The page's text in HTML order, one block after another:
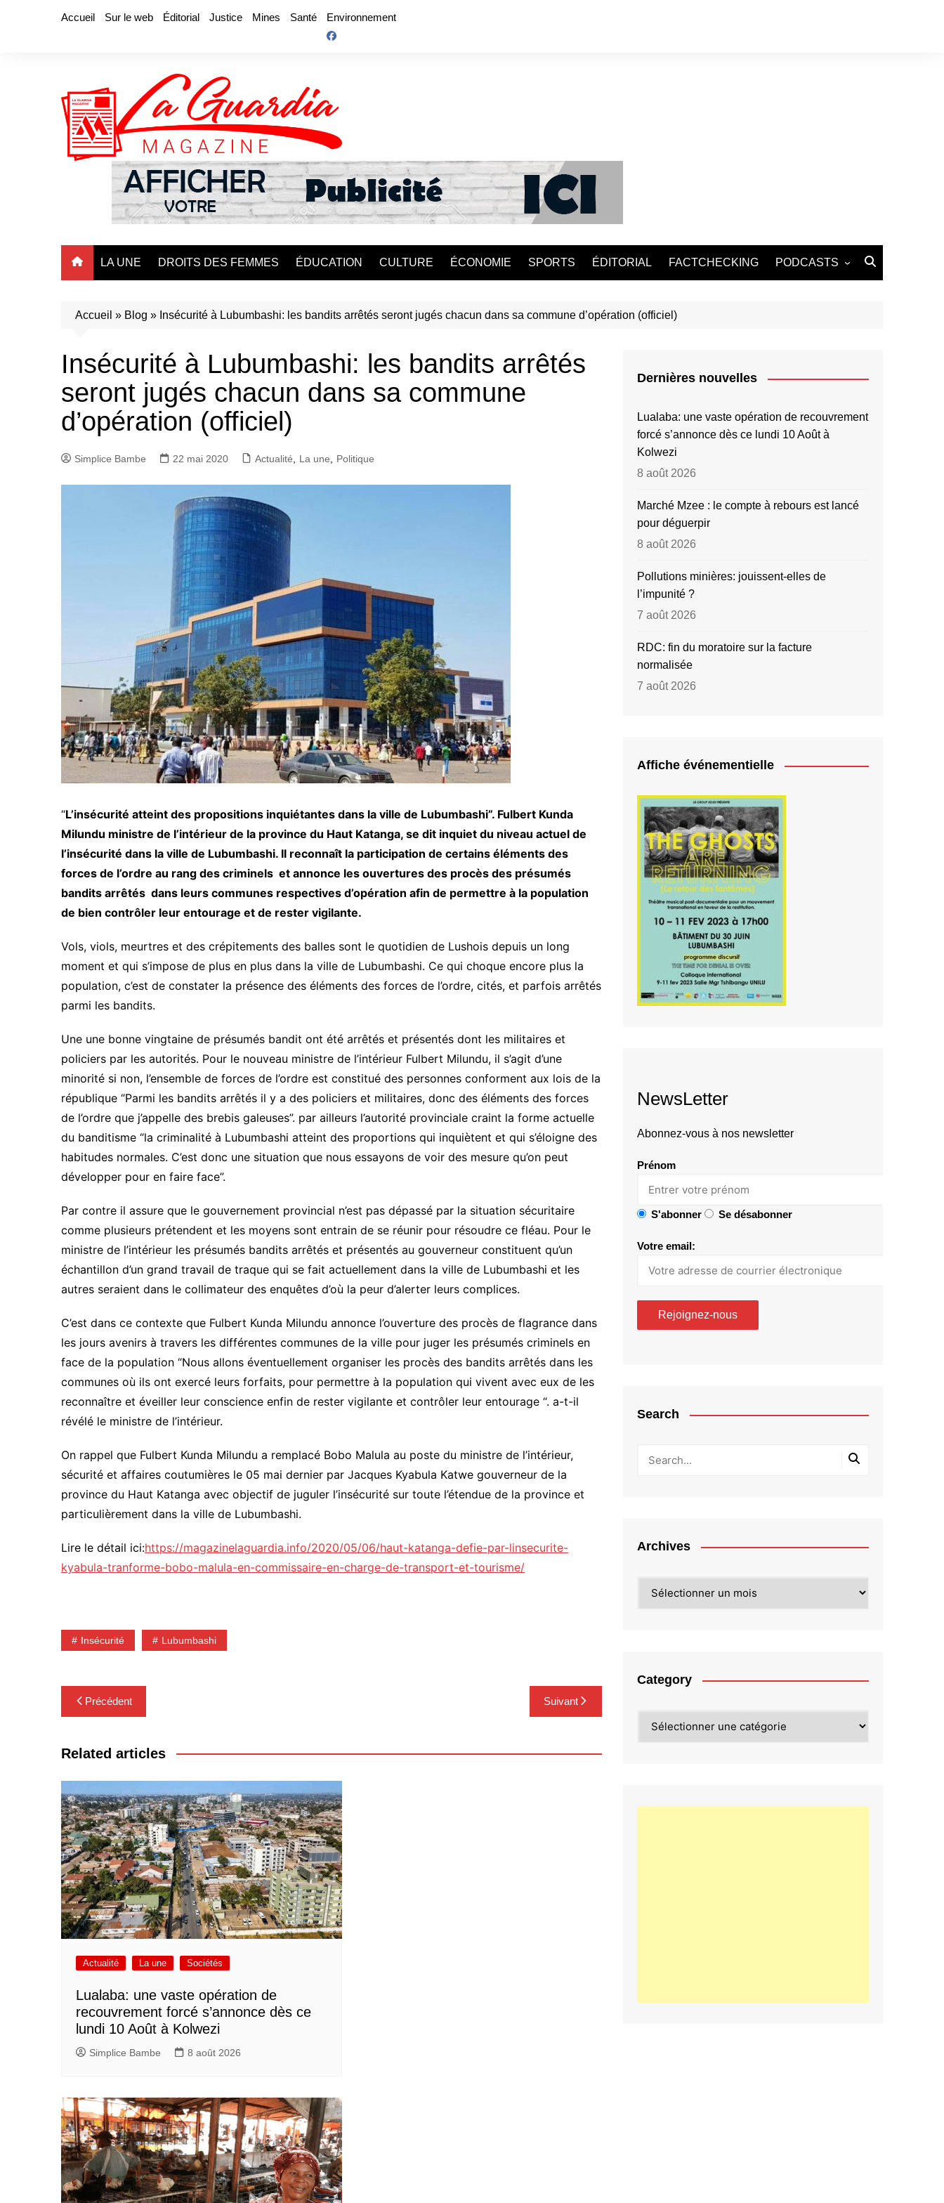
Accueil Sur le web Éditorial Justice Mines Santé Environnement
LA UNE DROITS DES FEMMES ÉDUCATION CULTURE ÉCONOMIE SPORTS ÉDITORIAL FACTCHECKING PODCASTS
Accueil » Blog » Insécurité à Lubumbashi: les bandits arrêtés seront jugés chacun dans sa commune d’opération (officiel)
Insécurité à Lubumbashi: les bandits arrêtés
seront jugés chacun dans sa commune
d’opération (officiel)
Simplice Bambe 22 mai 2020 Actualité, La une, Politique
“L’insécurité atteint des propositions inquiétantes dans la ville de Lubumbashi”. Fulbert Kunda
Milundu ministre de l’intérieur de la province du Haut Katanga, se dit inquiet du niveau actuel de
l’insécurité dans la ville de Lubumbashi. Il reconnaît la participation de certains éléments des
forces de l’ordre au rang des criminels et annonce les ouvertures des procès des présumés
bandits arrêtés dans leurs communes respectives d’opération afin de permettre à la population
de bien contrôler leur entourage et de rester vigilante.
Vols, viols, meurtres et des crépitements des balles sont le quotidien de Lushois depuis un long
moment et qui s’impose de plus en plus dans la ville de Lubumbashi. Ce qui choque encore plus la
population, c’est de constater la présence des éléments des forces de l’ordre, cités, et parfois arrêtés
parmi les bandits.
Une une bonne vingtaine de présumés bandit ont été arrêtés et présentés dont les militaires et
policiers par les autorités. Pour le nouveau ministre de l’intérieur Fulbert Milundu, il s’agit d’une
minorité si non, l’ensemble de forces de l’ordre est constitué des personnes conforment aux lois de la
république “Parmi les bandits arrêtés il y a des policiers et militaires, donc des éléments des forces
de l’ordre que j’appelle des brebis galeuses”. par ailleurs l’autorité provinciale craint la forme actuelle
du banditisme “la criminalité à Lubumbashi atteint des proportions qui inquiètent et qui s’éloigne des
habitudes normales. C’est donc une situation que nous essayons de voir des mesure qu’on peut
développer pour en faire face”.
Par contre il assure que le gouvernement provincial n’est pas dépassé par la situation sécuritaire
comme plusieurs prétendent et les moyens sont entrain de se réunir pour résoudre ce fléau. Pour le
ministre de l’intérieur les présumés bandits arrêtés et présentés au gouverneur constituent qu’un
échantillon d’un grand travail de traque qui se fait actuellement dans la ville de Lubumbashi et les
autres seraient dans le collimateur des enquêtes d’où la peur d’alerter leurs complices.
C’est dans ce contexte que Fulbert Kunda Milundu annonce l’ouverture des procès de flagrance dans
les jours avenirs à travers les différentes communes de la ville pour juger les présumés criminels en
face de la population “Nous allons éventuellement organiser les procès des bandits arrêtés dans les
communes où ils ont exercé leurs forfaits, pour permettre à la population qui vivent avec eux de les
reconnaître et éveiller leur conscience enfin de rester vigilante et contrôler leur entourage “. a-t-il
révélé le ministre de l’intérieur.
On rappel que Fulbert Kunda Milundu a remplacé Bobo Malula au poste du ministre de l’intérieur,
sécurité et affaires coutumières le 05 mai dernier par Jacques Kyabula Katwe gouverneur de la
province du Haut Katanga avec objectif de juguler l’insécurité sur toute l’étendue de la province et
particulièrement dans la ville de Lubumbashi.
Lire le détail ici:https://magazinelaguardia.info/2020/05/06/haut-katanga-defie-par-linsecurite-
kyabula-tranforme-bobo-malula-en-commissaire-en-charge-de-transport-et-tourisme/
Insécurité Lubumbashi
Navigation
de
l’article
Précédent Suivant
Related articles
Actualité La une Sociétés
Lualaba: une vaste opération de
recouvrement forcé s’annonce dès ce
lundi 10 Août à Kolwezi
Simplice Bambe 8 août 2026
Dernières nouvelles
Lualaba: une vaste opération de recouvrement
forcé s’annonce dès ce lundi 10 Août à
Kolwezi
8 août 2026
Marché Mzee : le compte à rebours est lancé
pour déguerpir
8 août 2026
Pollutions minières: jouissent-elles de
l’impunité ?
7 août 2026
RDC: fin du moratoire sur la facture
normalisée
7 août 2026
Affiche événementielle
NewsLetter
Abonnez-vous à nos newsletter
Prénom
S'abonner Se désabonner
Votre email:
Search
Archives
Category